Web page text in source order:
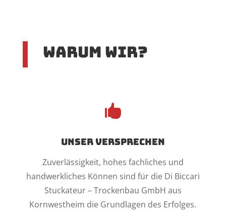
Warum wir?

Unser Versprechen
Zuverlässigkeit, hohes fachliches und
handwerkliches Können sind für die Di Biccari
Stuckateur – Trockenbau GmbH aus
Kornwestheim die Grundlagen des Erfolges.